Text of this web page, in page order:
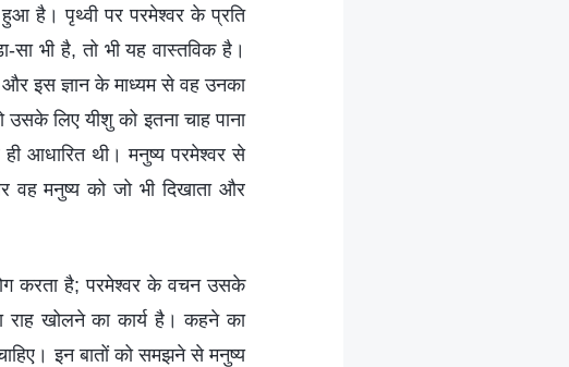
है। पृथ्वी पर परमेश्वर के प्रति
भी है, तो भी यह वास्तविक है।
और इस ज्ञान के माध्यम से वह उनका
लिए यीशु को इतना चाह पाना
आधारित थी। मनुष्य परमेश्वर से
मनुष्य को जो भी दिखाता और
करता है; परमेश्वर के वचन उसके
राह खोलने का कार्य है। कहने का
इन बातों को समझने से मनुष्य